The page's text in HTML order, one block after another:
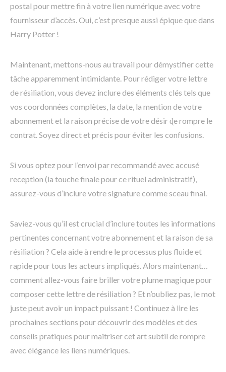
postal pour mettre fin à votre lien numérique avec votre
fournisseur d’accès. Oui, c’est presque aussi épique que dans
Harry Potter !
Maintenant, mettons-nous au travail pour démystifier cette
tâche apparemment intimidante. Pour rédiger votre lettre
de résiliation, vous devez inclure des éléments clés tels que
vos coordonnées complètes, la date, la mention de votre
abonnement et la raison précise de votre désir ɖe rompre le
contrat. Soyez direct et précis pour éviter les confusions.
Si vous optez pour l’envoi par recommandé avec accusé
reception (la touche finale pour ce rituel administratif),
assurez-vous d’inclure votre signature comme sceau final.
Saviez-vous qu’il est crucial d’inclure toutes les informations
pertinentes concernant votre abonnement et la raison de sa
résiliation ? Cela aide à rendre le processus plus fluide et
rapide pour tous les acteurs impliqués. Alors maintenant…
comment allez-vous faire briller votre plume magique pour
composer cette lettre de résiliation ? Et n’oubliez pas, le mot
juste peut avoir un impact puissant ! Continuez à lire les
prochaines sections pour découvrir des modèles et des
conseils pratiques pour maîtriser cet art subtil de rompre
avec élégance les liens numériques.